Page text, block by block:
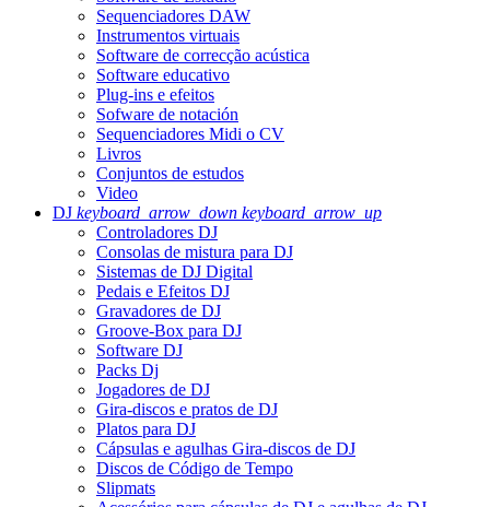
Sequenciadores DAW
Instrumentos virtuais
Software de correcção acústica
Software educativo
Plug-ins e efeitos
Sofware de notación
Sequenciadores Midi o CV
Livros
Conjuntos de estudos
Video
DJ keyboard_arrow_down keyboard_arrow_up
Controladores DJ
Consolas de mistura para DJ
Sistemas de DJ Digital
Pedais e Efeitos DJ
Gravadores de DJ
Groove-Box para DJ
Software DJ
Packs Dj
Jogadores de DJ
Gira-discos e pratos de DJ
Platos para DJ
Cápsulas e agulhas Gira-discos de DJ
Discos de Código de Tempo
Slipmats